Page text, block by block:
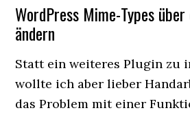
WordPress Mime-Types über
ändern
Statt ein weiteres Plugin zu
wollte ich aber lieber
das Problem mit einer